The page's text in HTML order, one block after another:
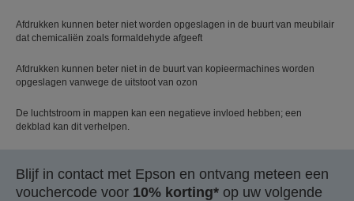
Afdrukken kunnen beter niet worden opgeslagen in de buurt van meubilair
dat chemicaliën zoals formaldehyde afgeeft
Afdrukken kunnen beter niet in de buurt van kopieermachines worden
opgeslagen vanwege de uitstoot van ozon
De luchtstroom in mappen kan een negatieve invloed hebben; een
dekblad kan dit verhelpen.
Blijf in contact met Epson en ontvang meteen een
vouchercode voor 10% korting* op uw volgende